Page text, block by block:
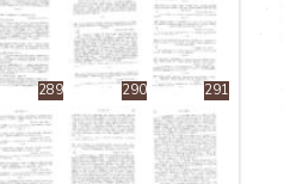
289 290 291